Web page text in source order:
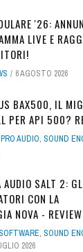
'26:
LIVE E
6 AGOSTO 2026
BAX500, IL
PER API 500?
PRO AUDIO, SOUND
AUDIO SALT 2:
CON LA
NOVA - REVIEW
SOFTWARE, SOUND
2026